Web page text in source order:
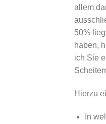
allem
50%
haben,
ich Sie
Hierzu
In